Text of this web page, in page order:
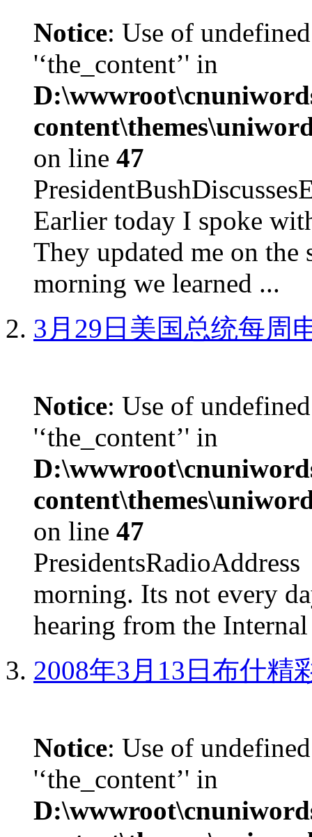
Notice: Use of
'‘the_content’' in
on line 47
Earlier today I spoke
They updated me on the
morning we learned ...
3月29日美国总统每周
Notice: Use of
'‘the_content’' in
on line 47
morning. Its not every
hearing from the
2008年3月13日布什精
Notice: Use of
'‘the_content’' in